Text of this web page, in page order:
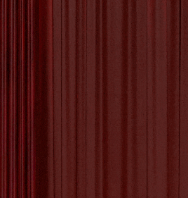
Ontdek de
Turkse
Kunst en
De Turkse Cultuur: Een
Tradities en Gastvrijheid
een rijke mix van
gastvrijheid die teruggaat
Van de bruisende bazaars